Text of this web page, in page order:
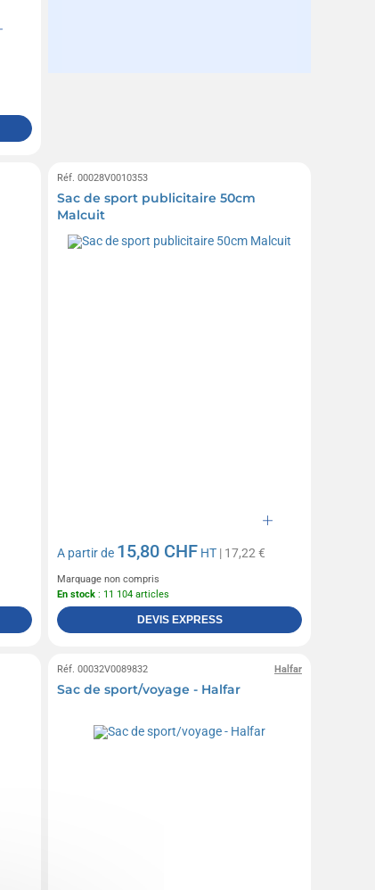
Réf. 00028V0010353
Sac de sport publicitaire 50cm
Malcuit
A partir de 15,80 CHF HT | 17,22 €
Marquage non compris
En stock : 11 104 articles
DEVIS EXPRESS
Halfar
Réf. 00032V0089832
Sac de sport/voyage - Halfar